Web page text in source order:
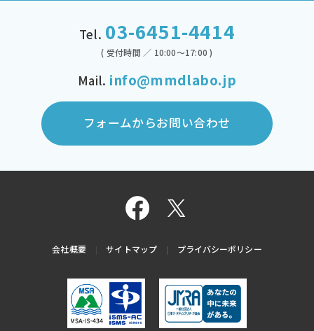
Tel. 03-6451-4414
( 受付時間 ／ 10:00～17:00 )
Mail. info@mmdlabo.jp
フォームからお問い合わせ
会社概要 サイトマップ プライバシーポリシー